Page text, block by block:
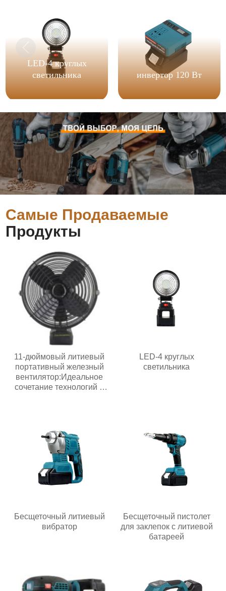
LED-4 круглых
светильника
инвертор 120 Вт
Самые Продаваемые
Продукты
11-дюймовый литиевый
портативный железный
вентилятор:Идеальное
сочетание технологий и
LED-4 круглых
светильника
Бесщеточный литиевый
вибратор
Бесщеточный пистолет
для заклепок с литиевой
батареей